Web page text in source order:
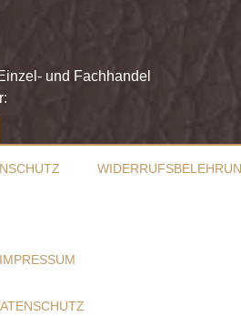
und Fachhandel
IMPRESSUM